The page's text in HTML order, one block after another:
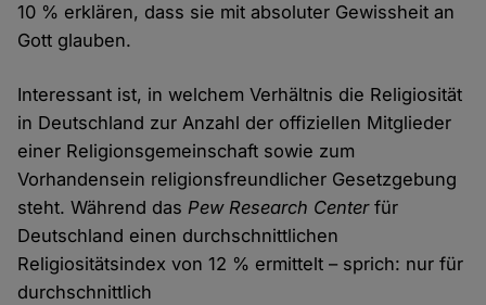
10 % erklären, dass sie mit absoluter Gewissheit an
Gott glauben.
Interessant ist, in welchem Verhältnis die Religiosität
in Deutschland zur Anzahl der offiziellen Mitglieder
einer Religionsgemeinschaft sowie zum
Vorhandensein religionsfreundlicher Gesetzgebung
steht. Während dasPew Research Centerfür
Deutschland einen durchschnittlichen
Religiositätsindex von 12 % ermittelt – sprich: nur für
durchschnittlich